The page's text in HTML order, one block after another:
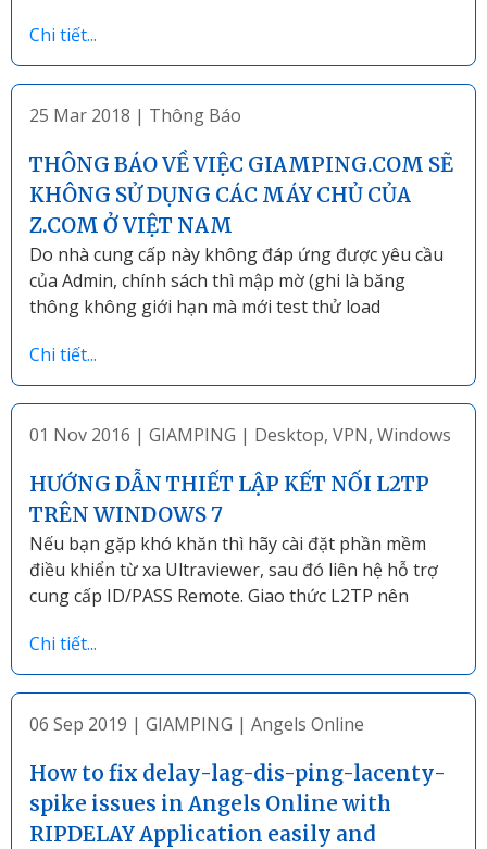
Chi tiết...
25 Mar 2018 | Thông Báo
THÔNG BÁO VỀ VIỆC GIAMPING.COM SẼ
KHÔNG SỬ DỤNG CÁC MÁY CHỦ CỦA
Z.COM Ở VIỆT NAM
Do nhà cung cấp này không đáp ứng được yêu cầu
của Admin, chính sách thì mập mờ (ghi là băng
thông không giới hạn mà mới test thử load
Chi tiết...
01 Nov 2016 | GIAMPING | Desktop, VPN, Windows
HƯỚNG DẪN THIẾT LẬP KẾT NỐI L2TP
TRÊN WINDOWS 7
Nếu bạn gặp khó khăn thì hãy cài đặt phần mềm
điều khiển từ xa Ultraviewer, sau đó liên hệ hỗ trợ
cung cấp ID/PASS Remote. Giao thức L2TP nên
Chi tiết...
06 Sep 2019 | GIAMPING | Angels Online
How to fix delay-lag-dis-ping-lacenty-
spike issues in Angels Online with
RIPDELAY Application easily and